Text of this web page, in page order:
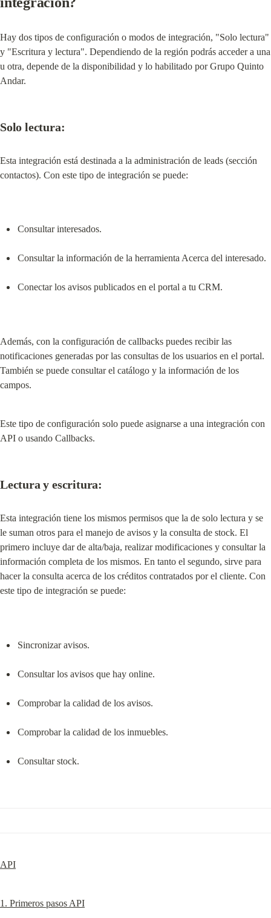
Hay dos tipos de configuración o modos de integración, "Solo lectura"
y "Escritura y lectura". Dependiendo de la región podrás acceder a una
u otra, depende de la disponibilidad y lo habilitado por Grupo Quinto
Andar.
Solo lectura:
Esta integración está destinada a la administración de leads (sección
contactos). Con este tipo de integración se puede:
Consultar interesados.
Consultar la información de la herramienta Acerca del interesado.
Conectar los avisos publicados en el portal a tu CRM.
Además, con la configuración de callbacks puedes recibir las
notificaciones generadas por las consultas de los usuarios en el portal.
También se puede consultar el catálogo y la información de los
campos.
Este tipo de configuración solo puede asignarse a una integración con
API o usando Callbacks.
Lectura y escritura:
Esta integración tiene los mismos permisos que la de solo lectura y se
le suman otros para el manejo de avisos y la consulta de stock. El
primero incluye dar de alta/baja, realizar modificaciones y consultar la
información completa de los mismos. En tanto el segundo, sirve para
hacer la consulta acerca de los créditos contratados por el cliente. Con
este tipo de integración se puede:
Sincronizar avisos.
Consultar los avisos que hay online.
Comprobar la calidad de los avisos.
Comprobar la calidad de los inmuebles.
Consultar stock.
API
1. Primeros pasos API